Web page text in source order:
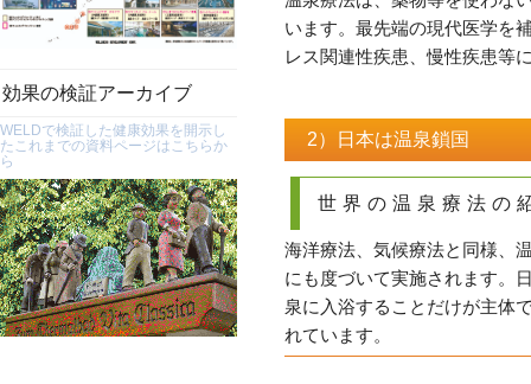
効果の検証アーカイブ
WELDで検証した健康効果を開示し
たこれまでの資料ページはこちらか
ら
います。最先端の現代医学を
レス関連性疾患、慢性疾患等
2）日本は温泉鎖国
世界の温泉療法の
海洋療法、気候療法と同様、
にも度づいて実施されます。
泉に入浴することだけが主体
れています。